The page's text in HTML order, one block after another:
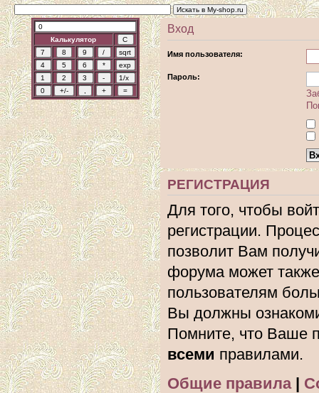
Калькулятор
Вход
Имя пользователя:
Пароль:
РЕГИСТРАЦИЯ
Для того, чтобы
регистрации.
позволит Вам
форума может
пользователям
Вы должны
Помните, что Ваше
всеми правилами.
Общие правила|